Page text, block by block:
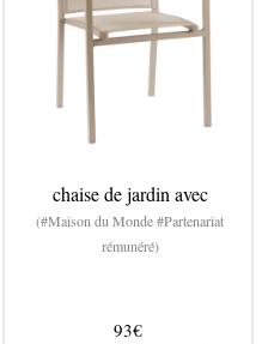
chaise de jardin avec
(#Maison du Monde #Partenariat
rémunéré)
93€